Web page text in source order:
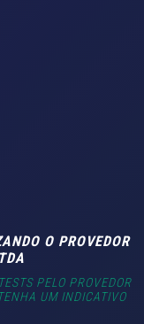
O PROVEDOR
PELO PROVEDOR
UM INDICATIVO